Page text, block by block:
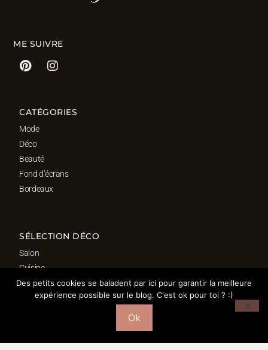
ME SUIVRE
CATÉGORIES
Mode
Déco
Beauté
Fond d’écrans
Bordeaux
SÉLECTION DÉCO
Salon
Cuisine
Salle de bain
Chambre
Des petits cookies se baladent par ici pour garantir la meilleure
expérience possible sur le blog. C'est ok pour toi ? :)
Ok